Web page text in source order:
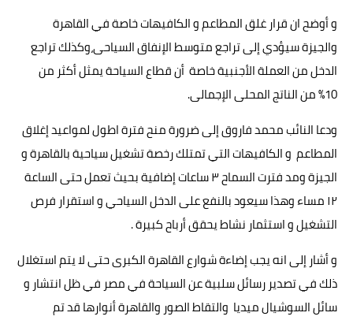
و أوضح ان قرار غلق المطاعم و الكافيهات خاصة في القاهرة
والجيزة سيؤدي إلى تراجع متوسط الإنفاق السياحى،وكذلك تراجع
الدخل من العملة الأجنبية خاصة أن قطاع السياحة يمثل أكثر من
10% من الناتج المحلى الإجمالى.
ودعا النائب محمد فاروق إلى ضرورة منح فترة اطول لمواعيد إغلاق
المطاعم و الكافيهات التي تمتلك رخصة تشغيل سياحية بالقاهرة و
الجيزة ومد فترت السماح ٣ ساعات إضافية بحيث تعمل حتى الساعة
١٢ مساء وهذا سيعود بالنفع على الدخل السياحي و استقرار فرص
التشغيل و استثمار نشاط يحقق أرباح كبيرة .
و أشار إلى انه يجب إضاءة شوارع القاهرة الكبرى حتى لا يتم استغلال
ذلك في تصدير رسائل سلبية عن السياحة في مصر في ظل انتشار و
سائل السوشيال ميديا والتقاط الصور والقاهرة أنوارها قد تم